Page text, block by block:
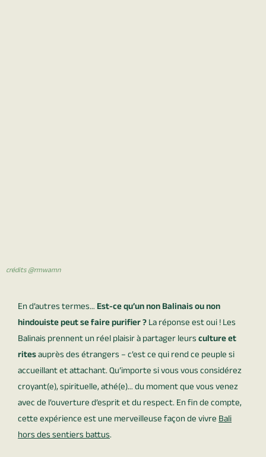
crédits @rmwamn
En d’autres termes…Est-ce qu’un non Balinais ou non
hindouiste peut se faire purifier ?La réponse est oui ! Les
Balinais prennent un réel plaisir à partager leursculture et
ritesauprès des étrangers – c’est ce qui rend ce peuple si
accueillant et attachant. Qu’importe si vous vous considérez
croyant(e), spirituelle, athé(e)… du moment que vous venez
avec de l’ouverture d’esprit et du respect. En fin de compte,
cette expérience est une merveilleuse façon de vivreBali
hors des sentiers battus.